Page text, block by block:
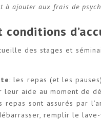
à ajouter aux frais de
des stages et
: les repas (et les
leur aide au moment de
repas sont assurés par
remplir le